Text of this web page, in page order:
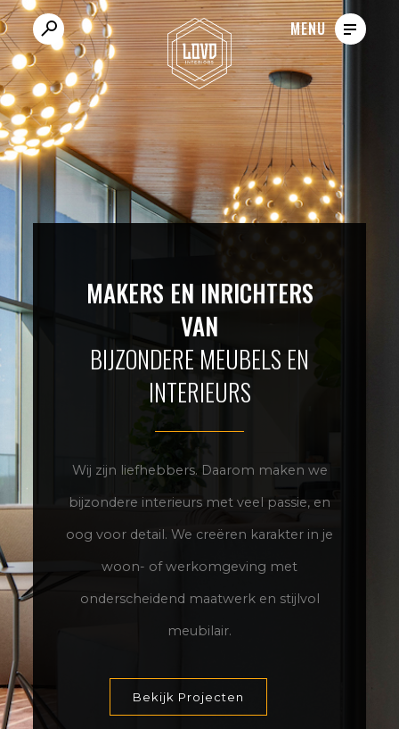
MENU
VACATURES
MAKERS EN INRICHTERS
VAN
BIJZONDERE MEUBELS EN
INTERIEURS
Wij zijn liefhebbers. Daarom maken we
bijzondere interieurs met veel passie, en
oog voor detail. We creëren karakter in je
woon- of werkomgeving met
onderscheidend maatwerk en stijlvol
meubilair.
Bekijk Projecten